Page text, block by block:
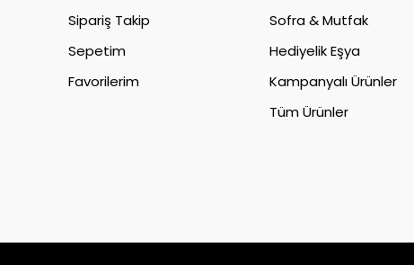
Sipariş Takip
Sepetim
Favorilerim
Sofra & Mutfak
Hediyelik Eşya
Kampanyalı Ürünler
Tüm Ürünler